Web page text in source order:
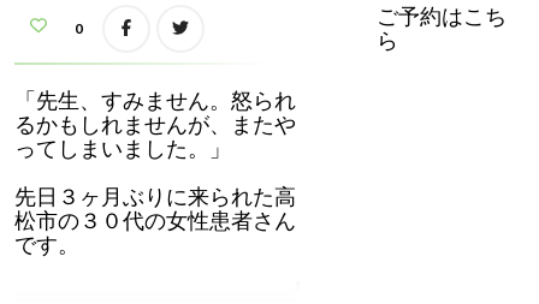
ら
い
0
「先生、すみません。怒られ
るかもしれませんが、またや
ってしまいました。」
先日３ヶ月ぶりに来られた高
松市の３０代の女性患者さん
です。
ご予約はこち
ら